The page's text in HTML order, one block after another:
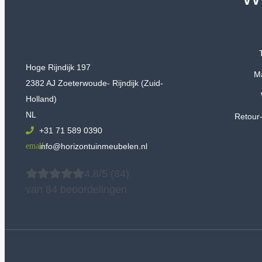
Hoge Rijndijk 197
2382 AJ Zoeterwoude- Rijndijk (Zuid-
Holland)
NL
+31 71 589 0390
info@horizontuinmeubelen.nl
4.8/5
van 84 beoordelingen